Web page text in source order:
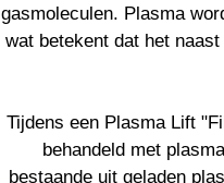
gasmoleculen. Plasma
wat betekent dat het
Tijdens een Plasma Lift
behandeld met
bestaande uit geladen